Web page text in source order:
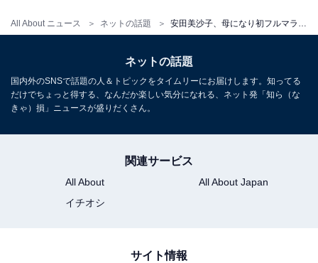
All About ニュース ネットの話題
ネットの話題
国内外のSNSで話題の人＆トピックをタイムリーにお届けします。知ってる
だけでちょっと得する、なんだか楽しい気分になれる、ネット発「知ら（な
きゃ）損」ニュースが盛りだくさん。
関連サービス
All About
All About Japan
イチオシ
サイト情報